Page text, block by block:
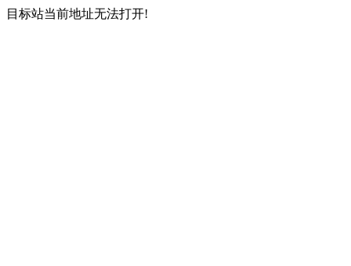
目标站当前地址无法打开!